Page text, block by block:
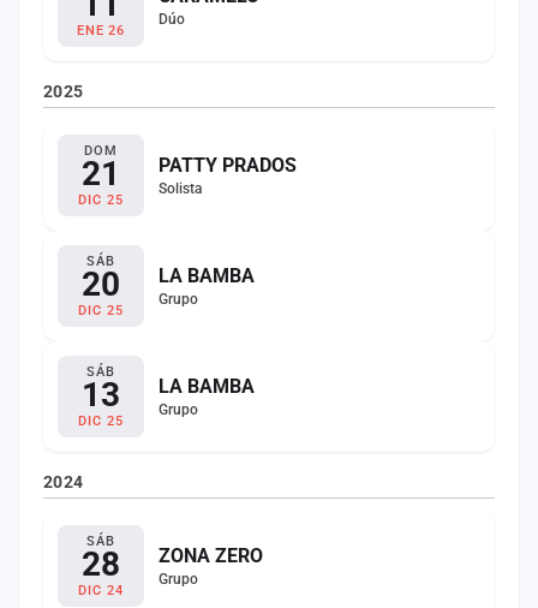
ENE 26
Dúo
2025
DOM
21
DIC 25
PATTY PRADOS
Solista
SÁB
20
DIC 25
LA BAMBA
Grupo
SÁB
13
DIC 25
LA BAMBA
Grupo
2024
SÁB
28
DIC 24
ZONA ZERO
Grupo